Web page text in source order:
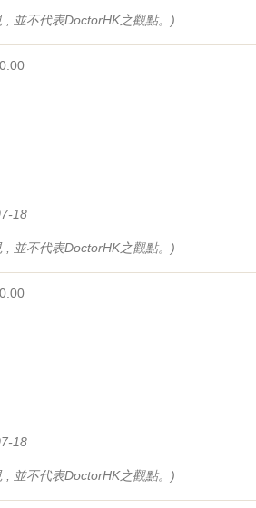
, 並不代表DoctorHK之觀點。)
18
, 並不代表DoctorHK之觀點。)
18
, 並不代表DoctorHK之觀點。)